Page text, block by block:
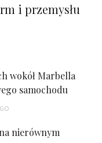
i przemysłu
wokół Marbella
samochodu
nierównym